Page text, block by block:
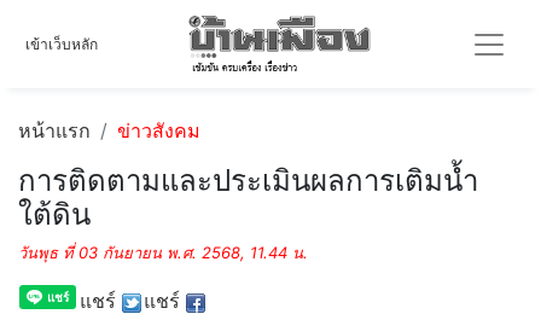
เข้าเว็บหลัก
หน้าแรก ข่าวสังคม
การติดตามและประเมินผลการเติมน้ำ
ใต้ดิน
วันพุธ ที่ 03 กันยายน พ.ศ. 2568, 11.44 น.
แชร์ แชร์